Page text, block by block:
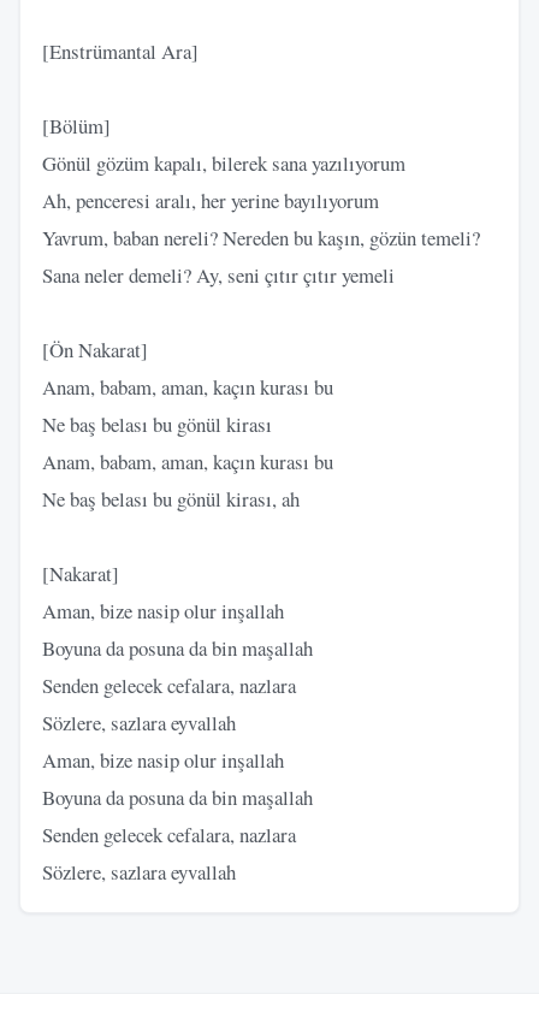
[Enstrümantal Ara]
[Bölüm]
Gönül gözüm kapalı, bilerek sana yazılıyorum
Ah, penceresi aralı, her yerine bayılıyorum
Yavrum, baban nereli? Nereden bu kaşın, gözün temeli?
Sana neler demeli? Ay, seni çıtır çıtır yemeli
[Ön Nakarat]
Anam, babam, aman, kaçın kurası bu
Ne baş belası bu gönül kirası
Anam, babam, aman, kaçın kurası bu
Ne baş belası bu gönül kirası, ah
[Nakarat]
Aman, bize nasip olur inşallah
Boyuna da posuna da bin maşallah
Senden gelecek cefalara, nazlara
Sözlere, sazlara eyvallah
Aman, bize nasip olur inşallah
Boyuna da posuna da bin maşallah
Senden gelecek cefalara, nazlara
Sözlere, sazlara eyvallah